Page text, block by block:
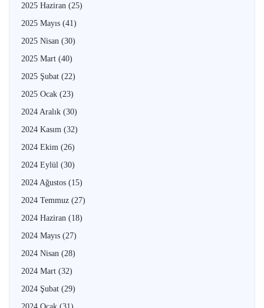
2025 Haziran (25)
2025 Mayıs (41)
2025 Nisan (30)
2025 Mart (40)
2025 Şubat (22)
2025 Ocak (23)
2024 Aralık (30)
2024 Kasım (32)
2024 Ekim (26)
2024 Eylül (30)
2024 Ağustos (15)
2024 Temmuz (27)
2024 Haziran (18)
2024 Mayıs (27)
2024 Nisan (28)
2024 Mart (32)
2024 Şubat (29)